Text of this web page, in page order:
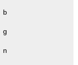
b
g
n